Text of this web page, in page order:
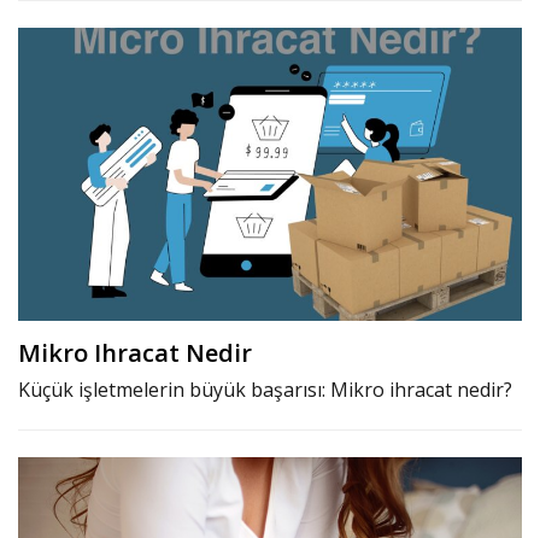
Mikro Ihracat Nedir
Küçük işletmelerin büyük başarısı: Mikro ihracat nedir?